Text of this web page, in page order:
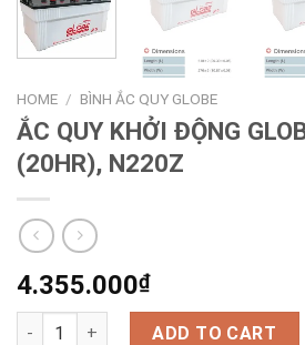
HOME / BÌNH ẮC QUY GLOBE
ẮC QUY KHỞI ĐỘNG
(20HR), N220Z
4.355.000₫
ẮC QUY KHỞI ĐỘNG GLOBE 12V-
ADD TO CART